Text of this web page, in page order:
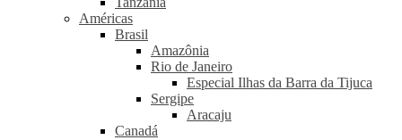
Américas
Brasil
Amazônia
Rio de Janeiro
Especial Ilhas da Barra da Tijuca
Sergipe
Aracaju
Canadá